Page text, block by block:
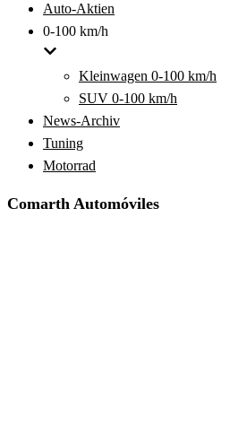
Auto-Aktien
0-100 km/h
Kleinwagen 0-100 km/h
SUV 0-100 km/h
News-Archiv
Tuning
Motorrad
Comarth Automóviles